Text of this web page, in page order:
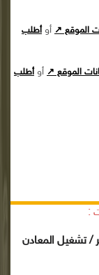
الموقع ↗ أوأطلب
الموقع ↗ أوأطلب
:
/ تشغيل المعادن